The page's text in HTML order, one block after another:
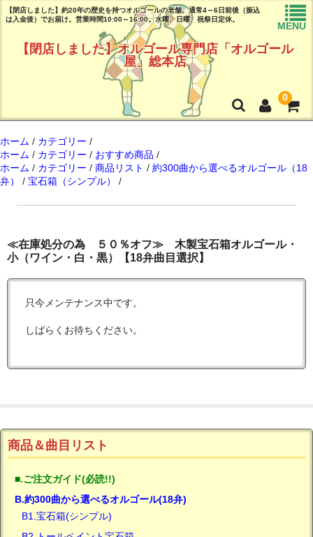
【閉店しました】約20年の歴史を持つオルゴールの老舗。通常4～6日前後（振込
は入金後）でお届け。営業時間10:00～16:00。水曜、日曜、祝祭日定休。
【閉店しました】オルゴール専門店「オルゴール
屋」総本店
0
MENU
トップページ
商品リスト
よくある質問
店舗情報
ホーム / カテゴリー /
ホーム / カテゴリー / おすすめ商品 /
ホーム / カテゴリー / 商品リスト / 約300曲から選べるオルゴール（18
弁）
/ 宝石箱（シンプル） /
≪在庫処分の為 ５０％オフ≫ 木製宝石箱オルゴール・
小（ワイン・白・黒）【18弁曲目選択】
只今メンテナンス中です。
しばらくお待ちください。
商品＆曲目リスト
■.ご注文ガイド(必読!!)
B.約300曲から選べるオルゴール(18弁)
B1.宝石箱(シンプル)